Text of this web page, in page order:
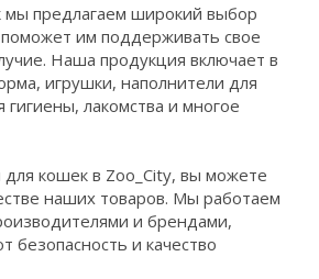
мы предлагаем широкий выбор
им поддерживать свое
Наша продукция включает в
игрушки, наполнители для
гигиены, лакомства и многое
для кошек в Zoo_City, вы можете
наших товаров. Мы работаем
и брендами,
безопасность и качество